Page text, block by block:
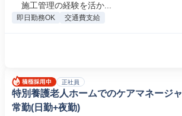
施工管理の経験を活か...
即日勤務OK 交通費支給
正社員
特別養護老人ホームでのケアマネージ
常勤(日勤+夜勤)